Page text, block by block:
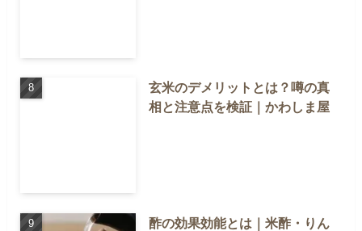
玄米のデメリットとは？噂の真
相と注意点を検証｜かわしま屋
酢の効果効能とは｜米酢・りん